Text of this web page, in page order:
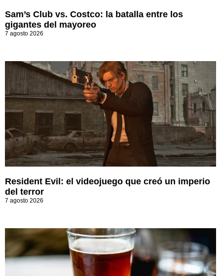
Sam’s Club vs. Costco: la batalla entre los
gigantes del mayoreo
7 agosto 2026
Resident Evil: el videojuego que creó un imperio
del terror
7 agosto 2026